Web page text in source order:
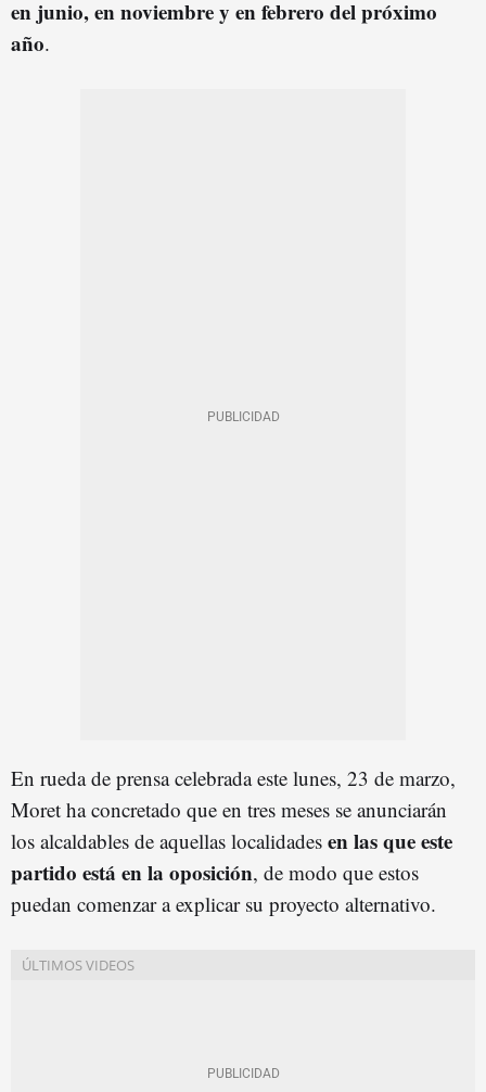
en junio, en noviembre y en febrero del próximo
año.
En rueda de prensa celebrada este lunes, 23 de marzo,
Moret ha concretado que en tres meses se anunciarán
los alcaldables de aquellas localidades en las que este
partido está en la oposición, de modo que estos
puedan comenzar a explicar su proyecto alternativo.